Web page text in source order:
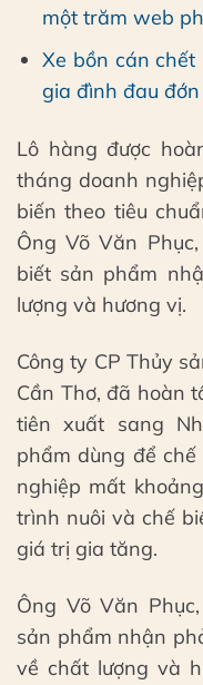
một trăm web
Xe bồn cán
gia đình đau đớn
Lô hàng được
tháng doanh
biến theo tiêu
Ông Võ Văn
biết sản phẩm
lượng và hương vị.
Công ty CP Thủy
Cần Thơ, đã hoàn
tiên xuất sang
phẩm dùng để
nghiệp mất
trình nuôi và chế
giá trị gia tăng.
Ông Võ Văn
sản phẩm nhận
về chất lượng và